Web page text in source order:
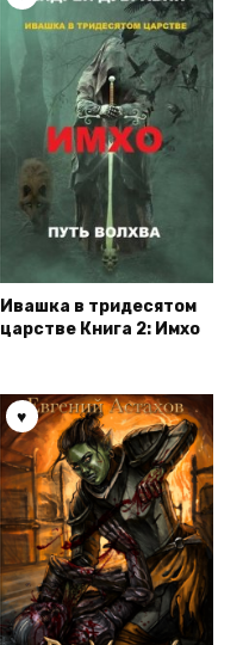
Ивашка в тридесятом
царстве Книга 2: Имхо